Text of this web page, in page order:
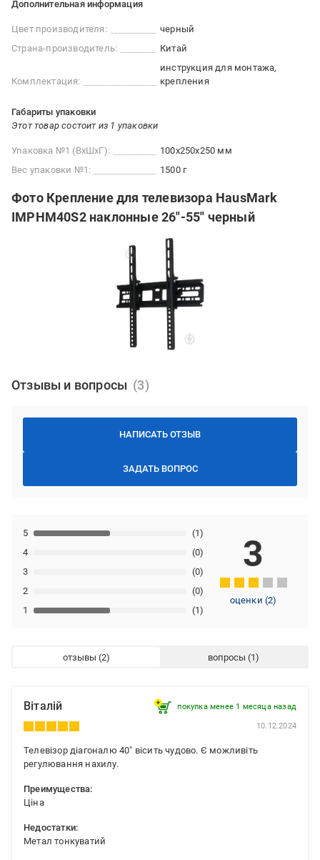
Дополнительная информация
Цвет производителя:
черный
Страна-производитель:
Китай
Комплектация:
инструкция для монтажа,
крепления
Габариты упаковки
Этот товар состоит из 1 упаковки
Упаковка №1 (ВхШхГ):
100x250x250 мм
Вес упаковки №1:
1500 г
Фото Крепление для телевизора HausMark
IMPHM40S2 наклонные 26"-55" черный
Отзывы и вопросы
НАПИСАТЬ ОТЗЫВ
ЗАДАТЬ ВОПРОС
1 (1)
2 (0)
3 (0)
4 (0)
5 (1)
3
оценки(2)
отзывы вопросы
Віталій покупка менее 1 месяца назад
10.12.2024
Телевізор діагоналю 40" вісить чудово. Є можливіть
регулювання нахилу.
Преимущества:
Ціна
Недостатки:
Метал тонкуватий